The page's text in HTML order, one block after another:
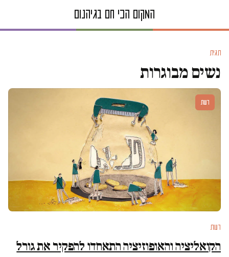
תגית
נשים מבוגרות
דעות
דעות
הקואליציה והאופוזיציה התאחדו להפקיר את גורל